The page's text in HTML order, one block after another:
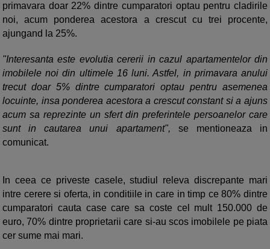
primavara doar 22% dintre cumparatori optau pentru cladirile
noi, acum ponderea acestora a crescut cu trei procente,
ajungand la 25%.
"Interesanta este evolutia cererii in cazul apartamentelor din
imobilele noi din ultimele 16 luni. Astfel, in primavara anului
trecut doar 5% dintre cumparatori optau pentru asemenea
locuinte, insa ponderea acestora a crescut constant si a ajuns
acum sa reprezinte un sfert din preferintele persoanelor care
sunt in cautarea unui apartament", se mentioneaza in
comunicat.
In ceea ce priveste casele, studiul releva discrepante mari
intre cerere si oferta, in conditiile in care in timp ce 80% dintre
cumparatori cauta case care sa coste cel mult 150.000 de
euro, 70% dintre proprietarii care si-au scos imobilele pe piata
cer sume mai mari.